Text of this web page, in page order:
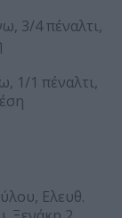
3/4 πέναλτι,
1/1 πέναλτι,
Ελευθ.